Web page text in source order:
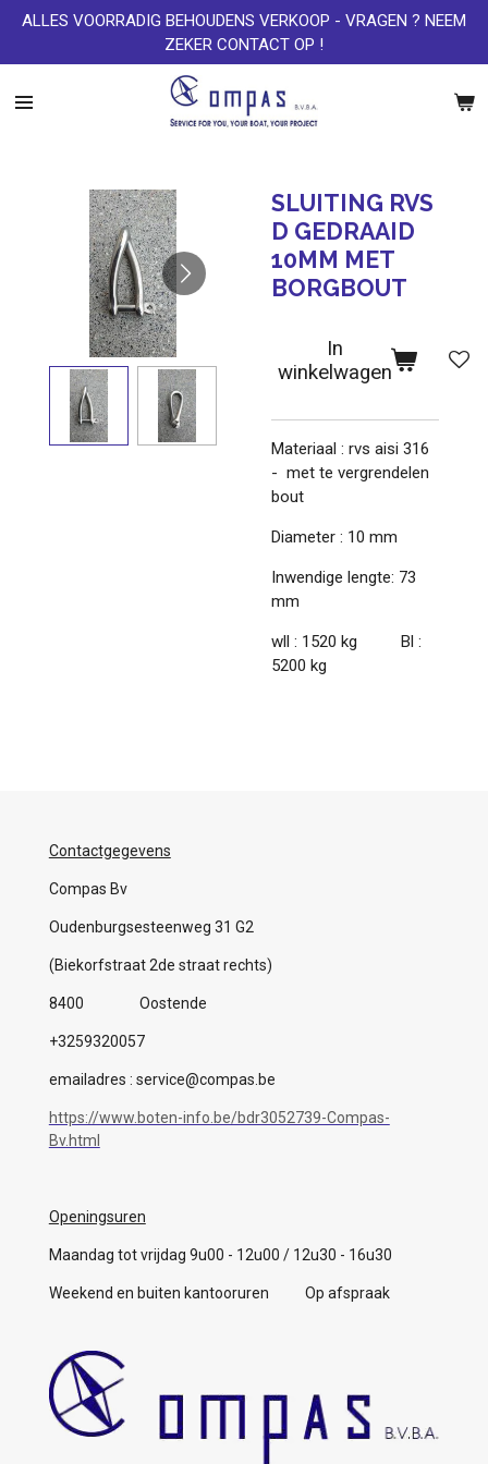
Ga
naar
de
ALLES VOORRADIG BEHOUDENS VERKOOP - VRAGEN ? NEEM
ZEKER CONTACT OP !
SLUITING RVS
D GEDRAAID
10MM MET
BORGBOUT
In
winkelwagen
Materiaal : rvs aisi 316
- met te vergrendelen
bout
Diameter : 10 mm
Inwendige lengte: 73
mm
wll : 1520 kg Bl :
5200 kg
Contactgegevens
Compas Bv
Oudenburgsesteenweg 31 G2
(Biekorfstraat 2de straat rechts)
8400 Oostende
+3259320057
emailadres : service@compas.be
https://www.boten-info.be/bdr3052739-Compas-
Bv.html
Openingsuren
Maandag tot vrijdag 9u00 - 12u00 / 12u30 - 16u30
Weekend en buiten kantooruren Op afspraak